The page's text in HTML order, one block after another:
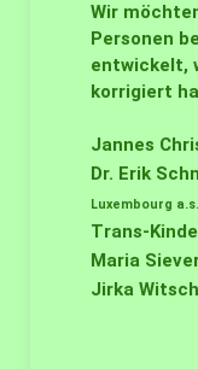
Wir
Personen
entwickelt,
korrigiert
Jannes
Dr. Erik
Luxembourg
Trans-
Maria
Jirka